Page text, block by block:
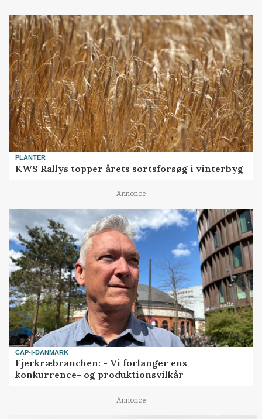
PLANTER
KWS Rallys topper årets sortsforsøg i vinterbyg
Annonce
CAP-I-DANMARK
Fjerkræbranchen: - Vi forlanger ens
konkurrence- og produktionsvilkår
Annonce